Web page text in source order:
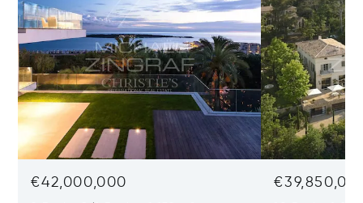
€42,000,000